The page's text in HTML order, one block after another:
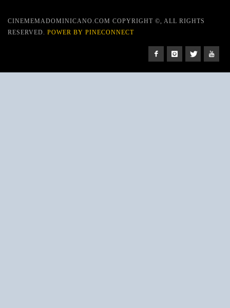
CINEMEMADOMINICANO.COM COPYRIGHT ©, ALL RIGHTS
RESERVED. POWER BY PINECONNECT